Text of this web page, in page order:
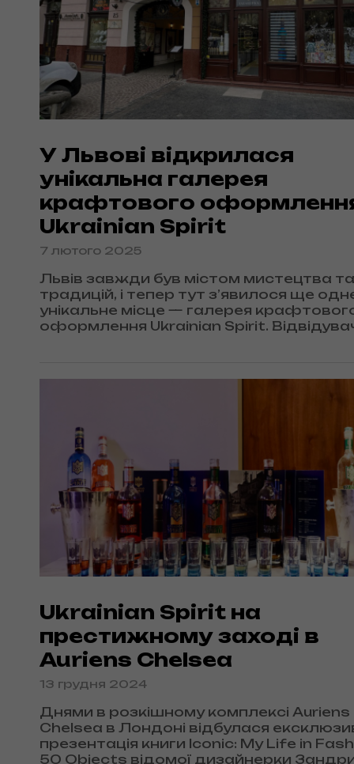
У Львові відкрилася
унікальна галерея
крафтового
Ukrainian Spirit
7 лютого 2025
Львів завжди був містом мистецтва та
традицій, і тепер тут з’явилося ще
унікальне місце — галерея
оформлення Ukrainian Spirit.
Ukrainian Spirit на
престижному заході в
Auriens Chelsea
13 грудня 2024
Днями в розкішному комплексі Auriens
Chelsea в Лондоні відбулася
презентація книги Iconic: My Life in
50 Objects відомої дизайнерки